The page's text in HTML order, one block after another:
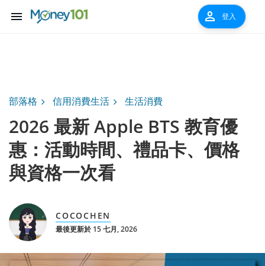
menu person 登入
部落格 信用消費生活 生活消費
2026 最新 Apple BTS 教育優
惠：活動時間、禮品卡、價格
與資格一次看
COCOCHEN
最後更新於 15 七月, 2026